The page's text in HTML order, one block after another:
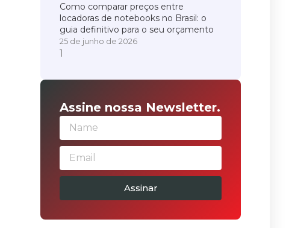
Como comparar preços entre
locadoras de notebooks no Brasil: o
guia definitivo para o seu orçamento
25 de junho de 2026
Assine nossa Newsletter.
Assinar